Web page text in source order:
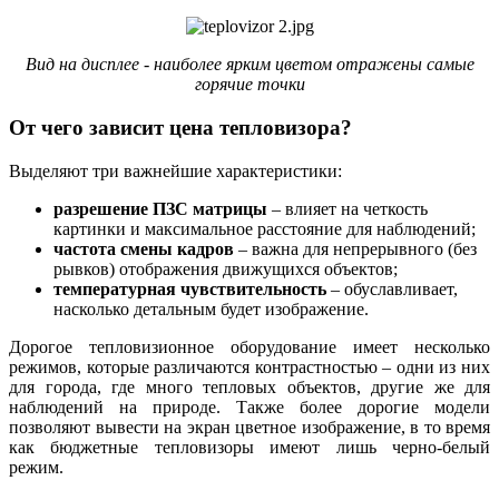
Вид на дисплее - наиболее ярким цветом отражены самые
горячие точки
От чего зависит цена тепловизора?
Выделяют три важнейшие характеристики:
разрешение ПЗС матрицы – влияет на четкость
картинки и максимальное расстояние для наблюдений;
частота смены кадров – важна для непрерывного (без
рывков) отображения движущихся объектов;
температурная чувствительность – обуславливает,
насколько детальным будет изображение.
Дорогое тепловизионное оборудование имеет несколько
режимов, которые различаются контрастностью – одни из них
для города, где много тепловых объектов, другие же для
наблюдений на природе. Также более дорогие модели
позволяют вывести на экран цветное изображение, в то время
как бюджетные тепловизоры имеют лишь черно-белый
режим.